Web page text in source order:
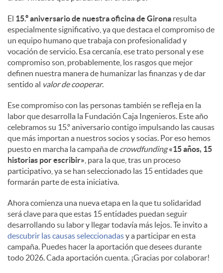
El 15.º aniversario de nuestra oficina de Girona resulta
especialmente significativo, ya que destaca el compromiso de
un equipo humano que trabaja con profesionalidad y
vocación de servicio. Esa cercanía, ese trato personal y ese
compromiso son, probablemente, los rasgos que mejor
definen nuestra manera de humanizar las finanzas y de dar
sentido al valor de cooperar.
Ese compromiso con las personas también se refleja en la
labor que desarrolla la Fundación Caja Ingenieros. Este año
celebramos su 15.º aniversario contigo impulsando las causas
que más importan a nuestros socios y socias. Por eso hemos
puesto en marcha la campaña de crowdfunding «15 años, 15
historias por escribir» , para la que, tras un proceso
participativo, ya se han seleccionado las 15 entidades que
formarán parte de esta iniciativa.
Ahora comienza una nueva etapa en la que tu solidaridad
será clave para que estas 15 entidades puedan seguir
desarrollando su labor y llegar todavía más lejos. Te invito a
descubrir las causas seleccionadasy a participar en esta
campaña. Puedes hacer la aportación que desees durante
todo 2026. Cada aportación cuenta. ¡Gracias por colaborar!